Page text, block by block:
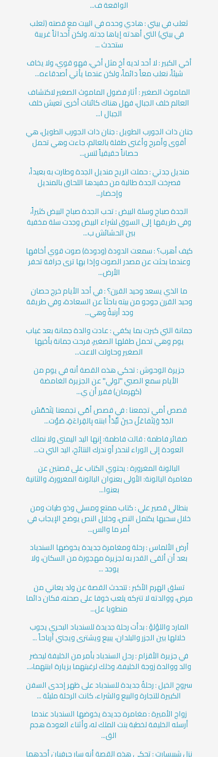
الواقعة ف...
ثعلب في بيتي : هادي وحده في البيت مع قصته (ثعلب
في بيتي) التي أهدته إياها جدته. ولكن أحداثاً غريبة
ستحدث ...
أخي الكبير : لا أحد لديه أخ مثل أخي، فهو قوي، ولا يخاف
شيئاً، نعلب معاً دائماً، ولكن عندما يأتي أصدقاءه...
الماموث الصغير : أثار فضول الماموث الصغير لاكتشاف
العالم خلف الجبال، فهل هناك كائنات أخرى تعيش خلف
الجبال ا...
جنان ذات الجورب الطويل : جنان ذات الجورب الطويل، هي
أقوى وأمرح وأغنى طفلة بالعالم، جاءت وهي تحمل
حصاناً حقيقياً لتس...
منديل جدتي : حملت الريح منديل الجدة وطارت به بعيداً،
فصرخت الجدة طالبة من حفيدها اللحاق بالمنديل
وإحضار...
الجدة صباح وسلة البيض : تحب الجدة صباح البيض كثيراً،
وفي طريقها إلى السوق لشراء البيض وجدت سلة مخفية
بين الحشائش ب...
كيف أهرب؟ : سمعت الدودة (ودودة) صوت قوي أخافها
وعندما بحثت عن مصدر الصوت وإذا بها ترى جرافة تحفر
الأرض...
ما الذي يسعد وحيد القرن؟ : في أحد الأيام خرج حصان
وحيد القرن جوجو من بيته باحثاً عن السعادة، وفي طريقة
وجد أرنبةً وهي...
جمانة التي كبرت بما يكفي : عادت والدة جمانة بعد غياب
يوم وهي تحمل طفلها الصغير، فرحت جمانة بأخيها
الصغير وحاولت الاعت...
جزيرة الوحوش : تحكي هذه القصة أنه في يوم من
الأيام سمع الصبي "لولي" عن الجزيرة الغامضة
(كهرمان) فقرر أن ي...
قصص أمي تجمعنا : في قصص أمّي تجمعنا يَتَحَمَّسُ
الجَدّ وَيَتَفاعَلُ حينَ تَبْدَأُ ابنته بِالقِراءَةِ، صَوْت...
ضفائر فاطمة : قالت فاطمة: إنها اليد اليمنى ولا نملك
العودة إلى الوراء لنحذر أو ندرك النتائج، اليد التي ت...
البالونة المغرورة : يحتوي الكتاب على قصتين عن
مغامرة البالونة: الأولى بعنوان البالونة المغرورة، والثانية
بعنوا...
بنطالي قصير علي : كتاب ممتع ومسلي وذو طيات ومن
خلال سحبها يكتمل النص، وخلال النص يوضح الإيجاب في
أمر ما والس...
أرض الألماس : رحلة ومغامرة جديدة يخوضها السندباد
بعد أن ألقى القدر به لجزيرة مهجورة من السكان، ولا
يوجد ...
تسلق الهرم الأكبر : تتحدث القصة عن ولد يعاني من
مرض، ووالدته لا تتركه يلعب خوفا على صحته، فكان دائما
منطويا عل...
المارد واللؤلؤ : بدأت رحلة جديدة للسندباد البحري يجوب
خلالها بين الجزر والبلدان، يبيع ويشترى ويجني أرباحاً ...
في جزيرة الأقزام : رحل السندباد بأمر من الخليفة ليحضر
والد ووالدة زوجة الخليفة، وذلك لرغبتهما بزيارة ابنتهما،...
سروج الخيل : رحلةٌ جديدة للسندباد على ظهر إحدى السفن
الكبيرة للتجارة والبيع والشراء، كانت الرحلة مليئة ...
زواج الأميرة : مغامرة جديدة يخوضها السندباد عندما
أرسله الخليفة لخطبة بنت الملك له، وأثناء العودة هجم
الق...
نزل شبيسارت : تحكي هذه القصة أنه سار حِرفيان أحدهما